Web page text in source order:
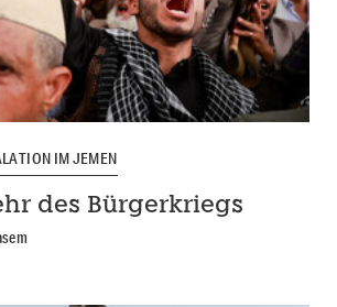
IM JEMEN
des Bürgerkriegs